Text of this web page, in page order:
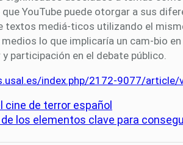
YouTube puede otorgar a sus
textos mediá-ticos utilizando el
lo que implicaría un cam-bio
participación en el debate público.
index.php/2172-9077/
cine de terror español
los elementos clave para